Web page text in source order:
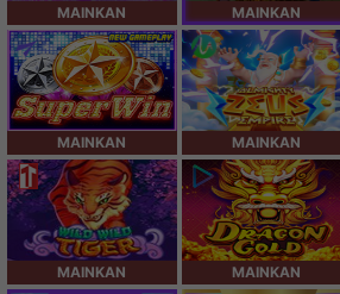
MAINKAN MAINKAN
MAINKAN MAINKAN
MAINKAN MAINKAN